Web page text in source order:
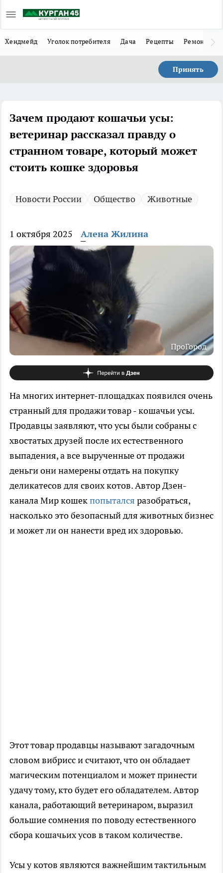
Хендмейд Уголок потребителя Дача Рецепты Ремонт
Принять
Зачем продают кошачьи усы:
ветеринар рассказал правду о
странном товаре, который может
стоить кошке здоровья
Новости России Общество Животные
1 октября 2025 Алена Жилина
ПроГород
На многих интернет-площадках появился очень
странный для продажи товар - кошачьи усы.
Продавцы заявляют, что усы были собраны с
хвостатых друзей после их естественного
выпадения, а все вырученные от продажи
деньги они намерены отдать на покупку
деликатесов для своих котов. Автор Дзен-
канала Мир кошекпопытался разобраться,
насколько это безопасный для животных бизнес
и может ли он нанести вред их здоровью.
Этот товар продавцы называют загадочным
словом вибрисс и считают, что он обладает
магическим потенциалом и может принести
удачу тому, кто будет его обладателем. Автор
канала, работающий ветеринаром, выразил
большие сомнения по поводу естественного
сбора кошачьих усов в таком количестве.
Усы у котов являются важнейшим тактильным